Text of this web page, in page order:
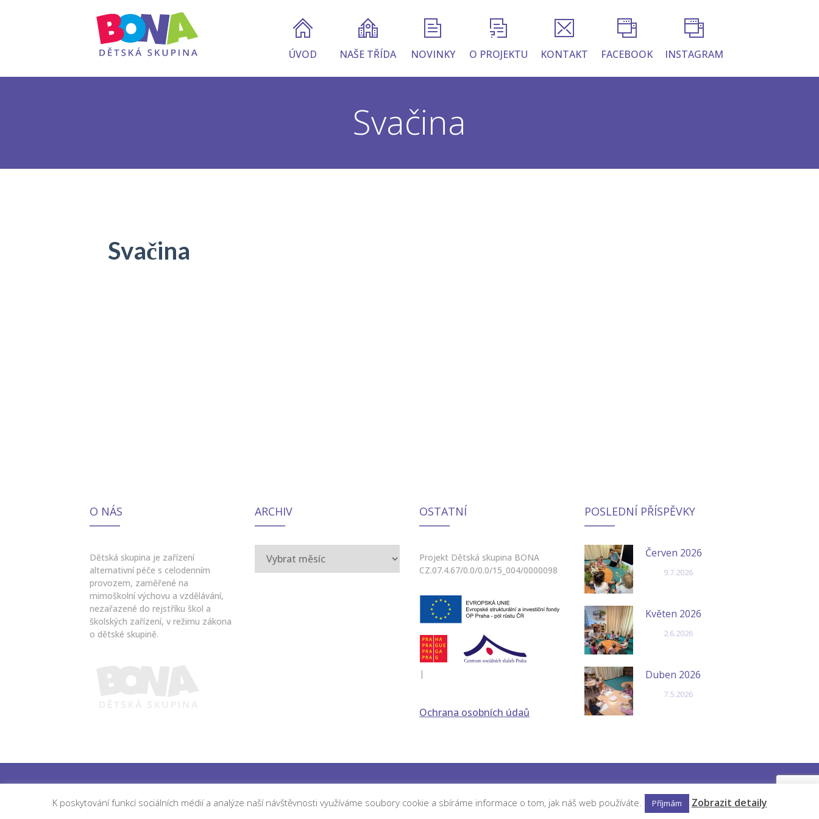
ÚVOD NAŠE TŘÍDA NOVINKY O PROJEKTU KONTAKT FACEBOOK INSTAGRAM
Svačina
Svačina
O NÁS
Dětská skupina je zařízení
alternativní péče s celodenním
provozem, zaměřené na
mimoškolní výchovu a vzdělávání,
nezařazené do rejstříku škol a
školských zařízení, v režimu zákona
o dětské skupině.
ARCHIV OSTATNÍ
Projekt Dětská skupina BONA
CZ.07.4.67/0.0/0.0/15_004/0000098
|
Ochrana osobních údaů
POSLEDNÍ PŘÍSPĚVKY
Červen 2026
9.7.2026
Květen 2026
2.6.2026
Duben 2026
7.5.2026
©Dětská skupina BONA byFF Design
K poskytování funkcí sociálních médií a analýze naší návštěvnosti využíváme soubory cookie a sbíráme informace o tom, jak náš web používáte. Příjmám Zobrazit detaily